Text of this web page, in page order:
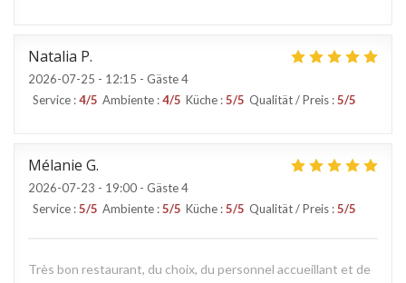
Natalia P
2026-07-25 - 12:15 - Gäste 4
Service :4/5 Ambiente :4/5 Küche :5/5 Qualität / Preis :5/5
Mélanie G
2026-07-23 - 19:00 - Gäste 4
Service :5/5 Ambiente :5/5 Küche :5/5 Qualität / Preis :5/5
Très bon restaurant, du choix, du personnel accueillant et de